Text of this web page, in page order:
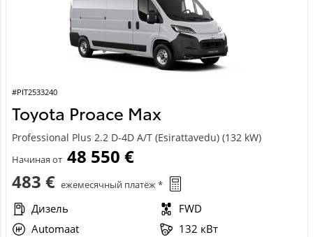
#PIT2533240
Toyota Proace Max
Professional Plus 2.2 D-4D A/T (Esirattavedu) (132 kW)
Начиная от 48 550 €
483 € ежемесячный платёж *
Дизель
FWD
Automaat
132 кВт